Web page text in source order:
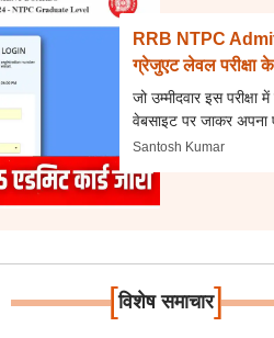
RRB NTPC
ग्रेजुएट लेवल परीक्षा
जो उम्मीदवार इस
वेबसाइट पर जाकर
Santosh Kumar
[विशेष समाचार]